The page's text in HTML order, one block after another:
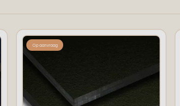
Op aanvraag